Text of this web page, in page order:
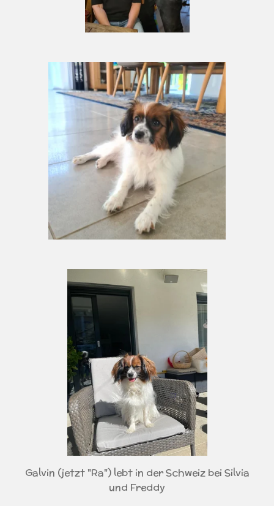
Galvin (jetzt "Ra") lebt in der Schweiz bei Silvia
und Freddy